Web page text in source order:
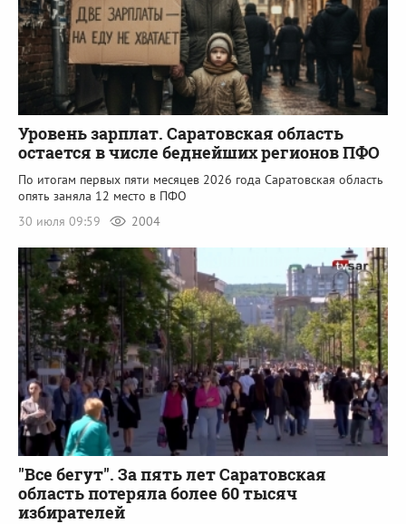
Уровень зарплат. Саратовская область
остается в числе беднейших регионов ПФО
По итогам первых пяти месяцев 2026 года Саратовская область
опять заняла 12 место в ПФО
30 июля 09:59
2004
"Все бегут". За пять лет Саратовская
область потеряла более 60 тысяч
избирателей